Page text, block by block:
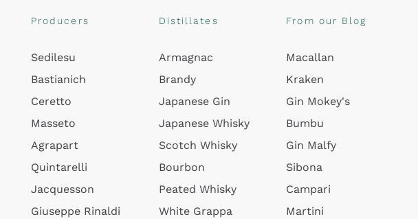
Producers
Sedilesu
Bastianich
Ceretto
Masseto
Agrapart
Quintarelli
Jacquesson
Giuseppe Rinaldi
Distillates
Armagnac
Brandy
Japanese Gin
Japanese Whisky
Scotch Whisky
Bourbon
Peated Whisky
White Grappa
From our Blog
Macallan
Kraken
Gin Mokey's
Bumbu
Gin Malfy
Sibona
Campari
Martini